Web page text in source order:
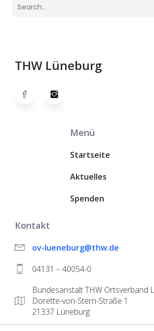
THW Lüneburg
Menü
Startseite
Aktuelles
Spenden
Kontakt
ov-lueneburg@thw.de
04131 – 40054-0
Bundesanstalt THW Ortsverband
Dorette-von-Stern-Straße 1
21337 Lüneburg